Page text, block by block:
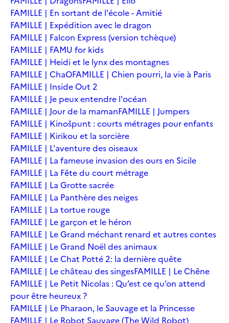
FAMILLE | En sortant de l'école - Amitié
FAMILLE | Expédition avec le dragon
FAMILLE | Falcon Express (version tchèque)
FAMILLE | FAMU for kids
FAMILLE | Heidi et le lynx des montagnes
FAMILLE | ChaOFAMILLE | Chien pourri, la vie à Paris
FAMILLE | Inside Out 2
FAMILLE | Je peux entendre l'océan
FAMILLE | Jour de la mamanFAMILLE | Jumpers
FAMILLE | Kinošpunt : courts métrages pour enfants
FAMILLE | Kirikou et la sorcière
FAMILLE | L'aventure des oiseaux
FAMILLE | La fameuse invasion des ours en Sicile
FAMILLE | La Fête du court métrage
FAMILLE | La Grotte sacrée
FAMILLE | La Panthère des neiges
FAMILLE | La tortue rouge
FAMILLE | Le garçon et le héron
FAMILLE | Le Grand méchant renard et autres contes
FAMILLE | Le Grand Noël des animaux
FAMILLE | Le Chat Potté 2: la dernière quête
FAMILLE | Le château des singesFAMILLE | Le Chêne
FAMILLE | Le Petit Nicolas : Qu’est ce qu’on attend
pour être heureux ?
FAMILLE | Le Pharaon, le Sauvage et la Princesse
FAMILLE | Le Robot Sauvage (The Wild Robot)